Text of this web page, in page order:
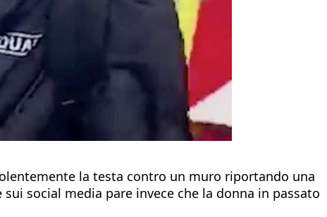
la testa contro un muro riportando una
social media pare invece che la donna in passato